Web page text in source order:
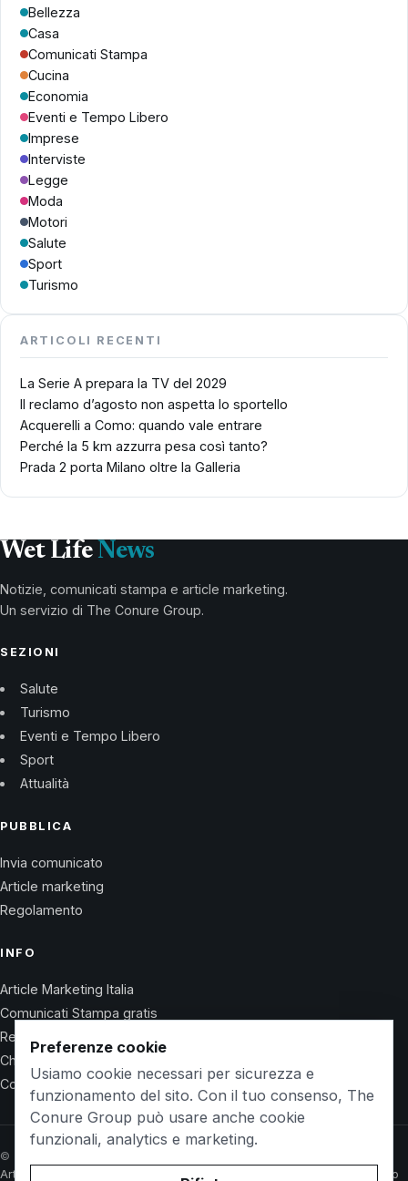
Bellezza
Casa
Comunicati Stampa
Cucina
Economia
Eventi e Tempo Libero
Imprese
Interviste
Legge
Moda
Motori
Salute
Sport
Turismo
ARTICOLI RECENTI
La Serie A prepara la TV del 2029
Il reclamo d’agosto non aspetta lo sportello
Acquerelli a Como: quando vale entrare
Perché la 5 km azzurra pesa così tanto?
Prada 2 porta Milano oltre la Galleria
Wet Life News
Notizie, comunicati stampa e article marketing.
Un servizio di The Conure Group.
SEZIONI
Salute
Turismo
Eventi e Tempo Libero
Sport
Attualità
PUBBLICA
Invia comunicato
Article marketing
Regolamento
INFO
Article Marketing Italia
Comunicati Stampa gratis
Regolamento
Chi Siamo
Contatti
© 2026 Wet Life News · The Conure Group
Article Marketing Italia
Chi Siamo
Preferenze cookie
Usiamo cookie necessari per sicurezza e
funzionamento del sito. Con il tuo consenso, The
Conure Group può usare anche cookie
funzionali, analytics e marketing.